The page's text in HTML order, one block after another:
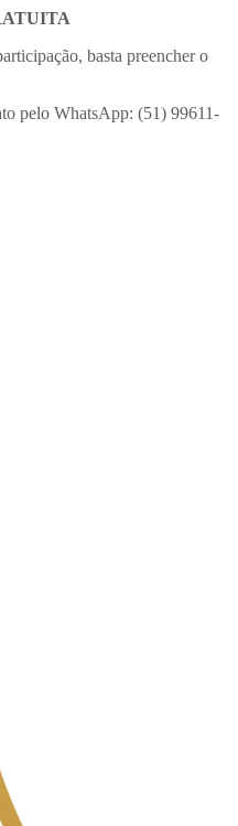
basta preencher o
pelo WhatsApp: (51) 99611-